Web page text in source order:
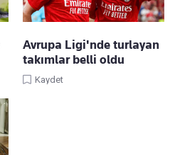
Avrupa Ligi'nde turlayan
takımlar belli oldu
Kaydet